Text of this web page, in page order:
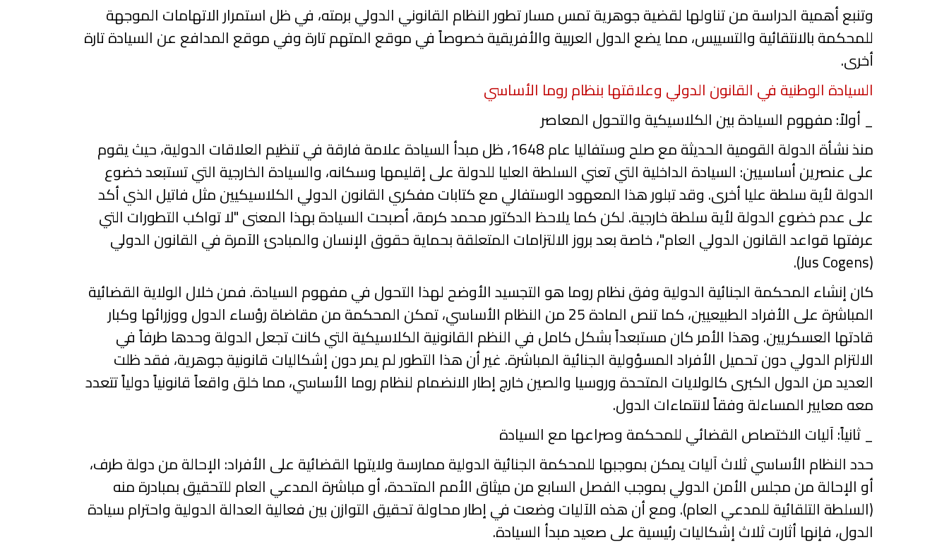
وتنبع أهمية الدراسة من تناولها لقضية جوهرية تمس مسار تطور النظام القانوني الدولي برمته، في ظل استمرار الاتهامات الموجهة
للمحكمة بالانتقائية والتسييس، مما يضع الدول العربية والأفريقية خصوصاً في موقع المتهم تارة وفي موقع المدافع عن السيادة تارة
أخرى.
السيادة الوطنية في القانون الدولي وعلاقتها بنظام روما الأساسي
_ أولاً: مفهوم السيادة بين الكلاسيكية والتحول المعاصر
منذ نشأة الدولة القومية الحديثة مع صلح وستفاليا عام1648، ظل مبدأ السيادة علامة فارقة في تنظيم العلاقات الدولية، حيث يقوم
على عنصرين أساسيين: السيادة الداخلية التي تعني السلطة العليا للدولة على إقليمها وسكانه، والسيادة الخارجية التي تستبعد خضوع
الدولة لأية سلطة عليا أخرى. وقد تبلور هذا المعهود الوستفالي مع كتابات مفكري القانون الدولي الكلاسيكيين مثل فاتيل الذي أكد
على عدم خضوع الدولة لأية سلطةخارجية. لكن كما يلاحظ الدكتور محمد كرمة، أصبحت السيادة بهذا المعنى "لا تواكب التطورات التي
عرفتها قواعد القانون الدولي العام"، خاصة بعد بروز الالتزامات المتعلقة بحماية حقوق الإنسان والمبادئ الآمرة في القانون الدولي
(
JusCogens
).
كان إنشاء المحكمة الجنائية الدولية وفق نظام روما هو التجسيد الأوضح لهذا التحول في مفهوم السيادة. فمن خلال الولاية القضائية
المباشرة على الأفراد الطبيعيين، كما تنص المادة25من النظام الأساسي، تمكن المحكمة من مقاضاة رؤساء الدول ووزرائها وكبار
قادتها العسكريين. وهذا الأمر كان مستبعداً بشكل كامل في النظم القانونية الكلاسيكية التي كانت تجعل الدولة وحدها طرفاً في
الالتزام الدولي دون تحميل الأفراد المسؤولية الجنائية المباشرة. غير أن هذا التطور لم يمر دون إشكاليات قانونية جوهرية، فقد ظلت
العديد من الدول الكبرى كالولايات المتحدة وروسيا والصين خارج إطار الانضمام لنظام روما الأساسي، مما خلق واقعاً قانونياً دولياً تتعدد
معه معايير المساءلة وفقاً لانتماءات الدول.
_ثانياً: آليات الاختصاص القضائي للمحكمة وصراعها مع السيادة
حدد النظام الأساسي ثلاث آليات يمكن بموجبها للمحكمة الجنائية الدولية ممارسة ولايتها القضائية على الأفراد: الإحالة من دولة طرف،
أو الإحالة من مجلس الأمن الدولي بموجب الفصل السابع من ميثاق الأمم المتحدة، أو مباشرة المدعي العام للتحقيق بمبادرة منه
(السلطة التلقائية للمدعي العام). ومع أن هذه الآليات وضعت في إطار محاولة تحقيق التوازن بين فعالية العدالة الدولية واحترام سيادة
الدول، فإنها أثارت ثلاث إشكاليات رئيسية على صعيد مبدأ السيادة.